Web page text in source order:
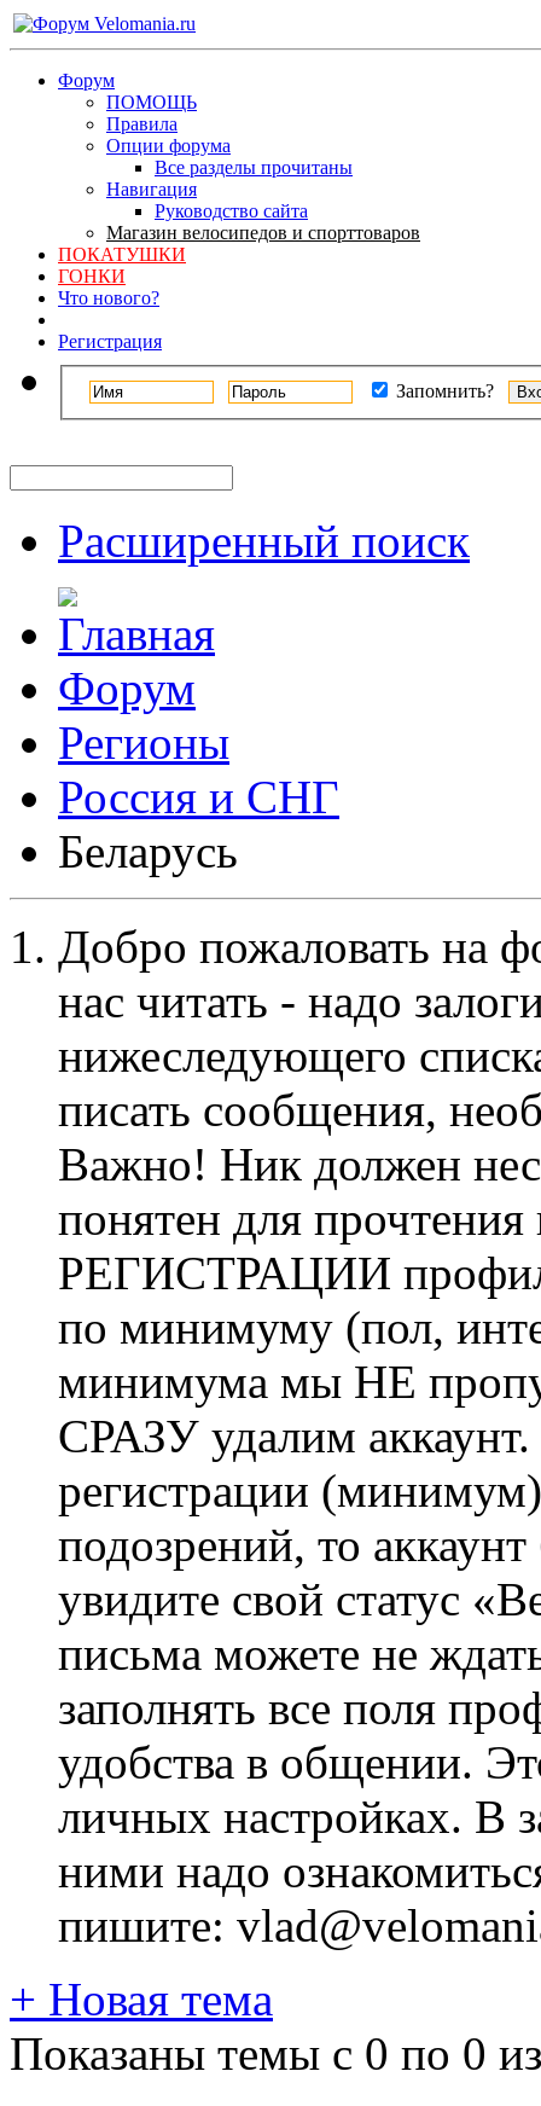
Форум
ПОМОЩЬ
Правила
Опции форума
Все разделы прочитаны
Навигация
Руководство сайта
Магазин велосипедов и спорттоваров
ПОКАТУШКИ
ГОНКИ
Что нового?
Регистрация
Запомнить?
Расширенный поиск
Форум
Регионы
Россия и СНГ
Беларусь
Добро пожаловать на
нас читать - надо
нижеследующего
писать сообщения,
Важно! Ник должен
понятен для
РЕГИСТРАЦИИ профиль
по минимуму (пол,
минимума мы НЕ
СРАЗУ удалим
регистрации
подозрений, то
увидите свой статус
письма можете не
заполнять все поля
удобства в общении.
личных настройках. В
ними надо
пишите:
+ Новая тема
Показаны темы с 0 по 0